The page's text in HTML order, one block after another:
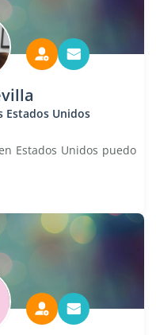
Estados Unidos
Estados Unidos puedo